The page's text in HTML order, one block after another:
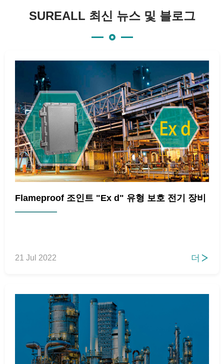
SUREALL 최신 뉴스 및 블로그
Flameproof 조인트 "Ex d" 유형 보호 전기 장비
21 Jul 2022 더 